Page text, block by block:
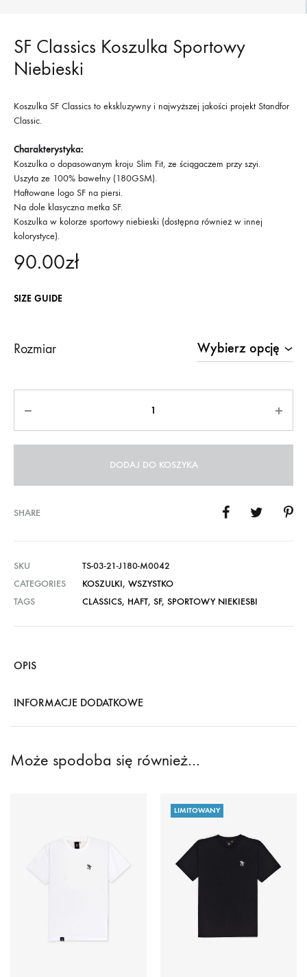
SF Classics Koszulka Sportowy
Niebieski
Koszulka SF Classics to ekskluzywny i najwyższej jakości projekt Standfor
Classic.
Charakterystyka:
Koszulka o dopasowanym kroju Slim Fit, ze ściągaczem przy szyi.
Uszyta ze 100% bawełny (180GSM).
Haftowane logo SF na piersi.
Na dole klasyczna metka SF.
Koszulka w kolorze sportowy niebieski (dostępna również w innej
kolorystyce).
90.00zł
SIZE GUIDE
Rozmiar
DODAJ DO KOSZYKA
SHARE
SKU
TS-03-21-J180-M0042
CATEGORIES
KOSZULKI, WSZYSTKO
TAGS
CLASSICS, HAFT, SF, SPORTOWY NIEKIESBI
OPIS
INFORMACJE DODATKOWE
Może spodoba się również…
LIMITOWANY